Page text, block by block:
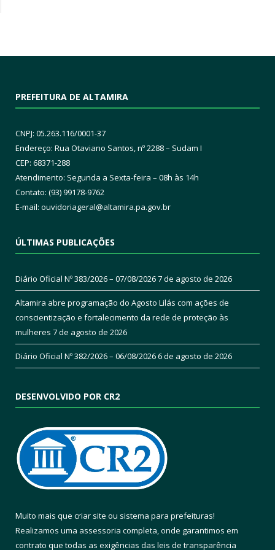
PREFEITURA DE ALTAMIRA
CNPJ: 05.263.116/0001-37
Endereço: Rua Otaviano Santos, nº 2288 – Sudam I
CEP: 68371-288
Atendimento: Segunda a Sexta-feira – 08h às 14h
Contato: (93) 99178-9762
E-mail: ouvidoriageral@altamira.pa.gov.br
ÚLTIMAS PUBLICAÇÕES
Diário Oficial Nº 383/2026 – 07/08/20267 de agosto de 2026
Altamira abre programação do Agosto Lilás com ações de
conscientização e fortalecimento da rede de proteção às
mulheres 7 de agosto de 2026
Diário Oficial Nº 382/2026 – 06/08/20266 de agosto de 2026
DESENVOLVIDO POR CR2
Muito mais que criar site ou sistema para prefeituras!
Realizamos uma assessoria completa, onde garantimos em
contrato que todas as exigências das leis de transparência